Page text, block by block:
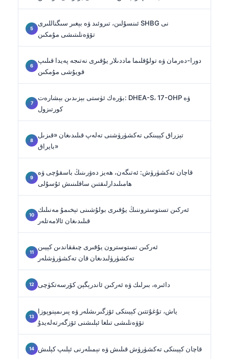
ئىنسۇلىن، تىروئىد ۋە بېغىر سىگناللىرى SHBG نى
تۆۋەنلىتىشى مۇمكىن
دورا-دەرمان ۋە تولۇقلىما ماددىلار يۇقىرى نەتىجە پەيدا قىلىپ
قويۇشى مۇمكىن
بۆرەك ئۈستى بېزىدىن بېشارەت: DHEA-S، 17-OHP ۋە
كورتىزول
تېزراق كېيىنكى تەكشۈرۈشنى تەلەپ قىلىدىغان «قىزىل
بايراق»
قاچان تەكشۈرۈش: ئەتىگەن، ھەيز دەۋرىنىڭ باسقۇچى ۋە
ھامىلىدارلىقتىن ساقلىنىش ئۇسۇلى
ئەركىن تستوستروننىڭ يۇقىرى بولۇشىنى تېخىمۇ مەنىلىك
قىلىدىغان ئالامەتلەر
ئەركىن تستوسترون يۇقىرى چىققاندىن كېيىن
تەكشۈرۈلىدىغان قان تەكشۈرۈشلەر
دائىرە، بىرلىك ۋە ئەركىن ئاندرېگېن كۆرسەتكۈچى
ياش، تۇغۇتتىن كېيىنكى ئۆزگىرىشلەر ۋە پىرىمېنوپوزا
تۆۋەنلىشى تىلغا ئېلىشنى ئۆزگەرتەلەيدۇ
قاچان كېيىنكى تەكشۈرۈش قىلىش ۋە نېمىلەرنى ئېلىپ كېلىش